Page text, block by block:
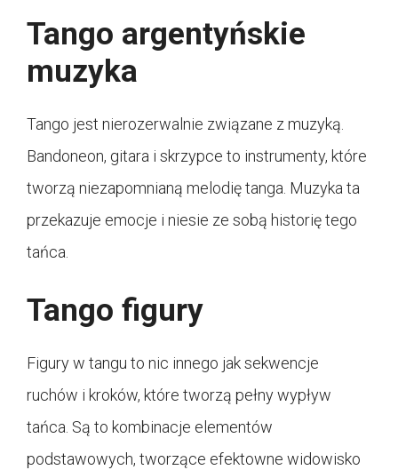
Tango argentyńskie
muzyka
Tango jest nierozerwalnie związane z muzyką.
Bandoneon, gitara i skrzypce to instrumenty, które
tworzą niezapomnianą melodię tanga. Muzyka ta
przekazuje emocje i niesie ze sobą historię tego
tańca.
Tango figury
Figury w tangu to nic innego jak sekwencje
ruchów i kroków, które tworzą pełny wypływ
tańca. Są to kombinacje elementów
podstawowych, tworzące efektowne widowisko